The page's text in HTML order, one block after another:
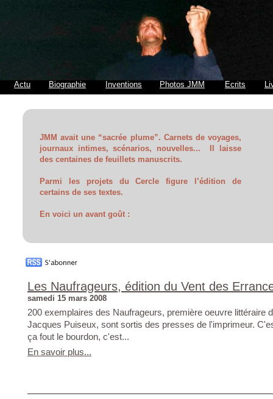
JMM avait une “sacrée plume”. Carnets de voyages,
journaux intimes, scénarios, nouvelles... Il laisse
des centaines de feuillets manuscrits.
Parmi les projets du Cercle figure l’édition de
certains de ses textes.
En voici un avant goût :
Actu Inventions Photos JMM Ecrits
Biographie
Les Naufrageurs, édition du Vent des
samedi 15 mars 2008
200 exemplaires des Naufrageurs, première oeuvre littéraire
Jacques Puiseux, sont sortis des presses de l'imprimeur.
ça fout le bourdon, c'est...
En savoir plus...